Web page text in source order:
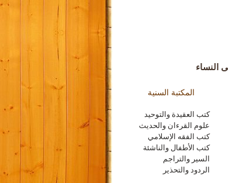
النساء
المكتبة السنية
كتب العقيدة والتوحيد
علوم القرءان والحديث
كتب الفقه الإسلامي
كتب الأطفال والناشئة
السير والتراجم
الردود والتحذير